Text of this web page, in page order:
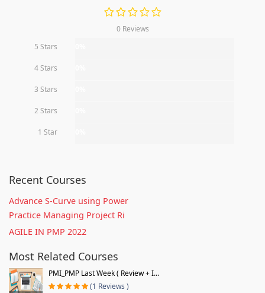
0 Reviews
5 Stars
4 Stars
3 Stars
2 Stars
1 Star
Recent Courses
Advance S-Curve using Power
Practice Managing Project Ri
AGILE IN PMP 2022
Most Related Courses
PMI_PMP Last Week ( Review + I...
(1 Reviews )